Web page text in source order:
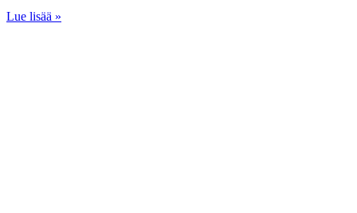
Lue lisää »